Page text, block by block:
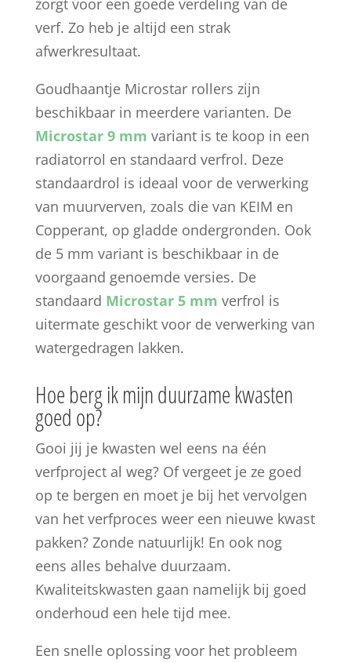
zorgt voor een goede verdeling van de
verf. Zo heb je altijd een strak
afwerkresultaat.
Goudhaantje Microstar rollers zijn
beschikbaar in meerdere varianten. De
Microstar 9 mm variant is te koop in een
radiatorrol en standaard verfrol. Deze
standaardrol is ideaal voor de verwerking
van muurverven, zoals die van KEIM en
Copperant, op gladde ondergronden. Ook
de 5 mm variant is beschikbaar in de
voorgaand genoemde versies. De
standaard Microstar 5 mm verfrol is
uitermate geschikt voor de verwerking van
watergedragen lakken.
Hoe berg ik mijn duurzame kwasten
goed op?
Gooi jij je kwasten wel eens na één
verfproject al weg? Of vergeet je ze goed
op te bergen en moet je bij het vervolgen
van het verfproces weer een nieuwe kwast
pakken? Zonde natuurlijk! En ook nog
eens alles behalve duurzaam.
Kwaliteitskwasten gaan namelijk bij goed
onderhoud een hele tijd mee.
Een snelle oplossing voor het probleem